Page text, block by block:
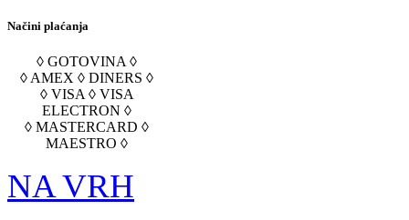
Načini plaćanja
◊ GOTOVINA ◊
◊ AMEX ◊ DINERS ◊
◊ VISA ◊ VISA
ELECTRON ◊
◊ MASTERCARD ◊
MAESTRO ◊
NA VRH